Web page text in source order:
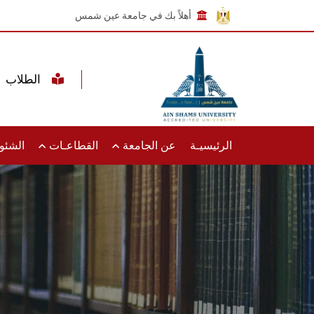
أهلاً بك في جامعة عين شمس
الرئيسيـة عن الجامعة القطاعـات